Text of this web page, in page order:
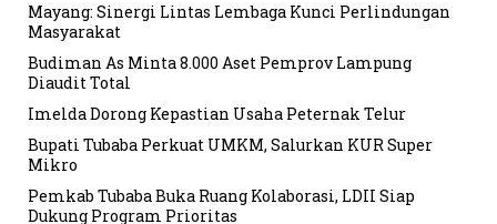
Mayang: Sinergi Lintas Lembaga Kunci Perlindungan
Masyarakat
Budiman As Minta 8.000 Aset Pemprov Lampung
Diaudit Total
Imelda Dorong Kepastian Usaha Peternak Telur
Bupati Tubaba Perkuat UMKM, Salurkan KUR Super
Mikro
Pemkab Tubaba Buka Ruang Kolaborasi, LDII Siap
Dukung Program Prioritas